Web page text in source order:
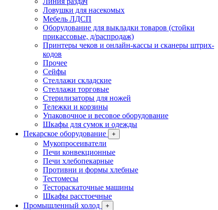
Ловушки для насекомых
Мебель ЛДСП
Оборудование для выкладки товаров (стойки
прикассовые, д/распродаж)
Принтеры чеков и онлайн-кассы и сканеры штрих-
кодов
Прочее
Сейфы
Стеллажи складские
Стеллажи торговые
Стерилизаторы для ножей
Тележки и корзины
Упаковочное и весовое оборудование
Шкафы для сумок и одежды
Пекарское оборудование
+
Мукопросеиватели
Печи конвекционные
Печи хлебопекарные
Противни и формы хлебные
Тестомесы
Тестораскаточные машины
Шкафы расстоечные
Промышленный холод
+